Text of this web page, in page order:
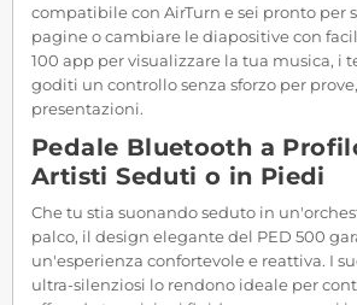
compatibile con AirTurn e sei pronto per
pagine o cambiare le diapositive con
100 app per visualizzare la tua musica, i
goditi un controllo senza sforzo per
presentazioni.
Pedale Bluetooth a
Artisti Seduti o in Piedi
Che tu stia suonando seduto in
palco, il design elegante del PED 500
un'esperienza confortevole e reattiva. I
ultra-silenziosi lo rendono ideale per